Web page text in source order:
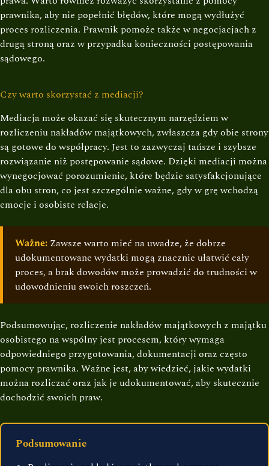
prawnika, aby nie popełnić błędów, które mogą wydłużyć
proces rozliczenia. Prawnik pomoże także w negocjacjach z
drugą stroną oraz w przypadku konieczności postępowania
sądowego.
Czy warto skorzystać z mediacji?
Mediacja może okazać się skutecznym narzędziem w
rozliczeniu nakładów majątkowych, zwłaszcza gdy obie strony
są gotowe do współpracy. Jest to zazwyczaj tańsze i szybsze
rozwiązanie niż postępowanie sądowe. Dzięki mediacji można
wynegocjować porozumienie, które będzie satysfakcjonujące
dla obu stron, co jest szczególnie ważne, gdy w grę wchodzą
emocje i osobiste relacje.
Ważne: Zawsze warto mieć na uwadze, że dobrze
udokumentowane wydatki mogą znacznie ułatwić cały
proces, a brak dowodów może prowadzić do trudności w
udowodnieniu swoich roszczeń.
Podsumowując, rozliczenie nakładów majątkowych z majątku
osobistego na wspólny jest procesem, który wymaga
odpowiedniego przygotowania, dokumentacji oraz często
pomocy prawnika. Ważne jest, aby wiedzieć, jakie wydatki
można rozliczać oraz jak je udokumentować, aby skutecznie
dochodzić swoich praw.
Podsumowanie